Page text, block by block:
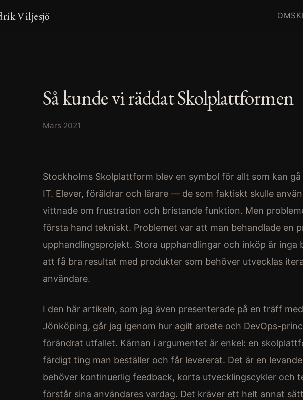
Viljesjö OM
Så kunde vi räddat Skolplattformen
Mars 2021
Stockholms Skolplattform blev en symbol för allt som kan
IT. Elever, föräldrar och lärare — de som faktiskt skulle
vittnade om frustration och bristande funktion. Men
första hand tekniskt. Problemet var att man behandlade en
upphandlingsprojekt. Stora upphandlingar och inköp är inga
att få bra resultat med produkter som behöver utvecklas
användare.
I den här artikeln, som jag även presenterade på en träff
Jönköping, går jag igenom hur agilt arbete och DevOps-
förändrat utfallet. Kärnan i argumentet är enkel: en
färdigt ting man beställer och får levererat. Det är en
behöver kontinuerlig feedback, korta utvecklingscykler och
förstår sina användares vardag. Det kräver ett helt annat